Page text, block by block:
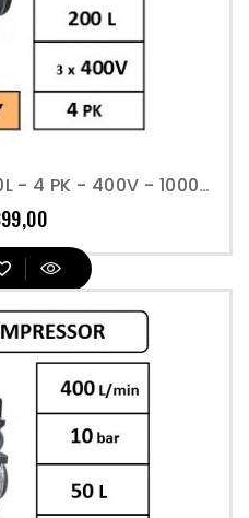
600 L/min - 11 Bar - 200L - 4 PK - 400V - 1000 T/min - Compressor Industrieel
Prijs